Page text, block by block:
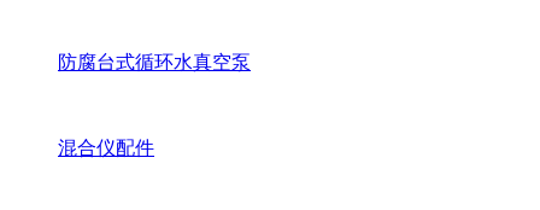
防腐台式循环水真空泵
混合仪配件